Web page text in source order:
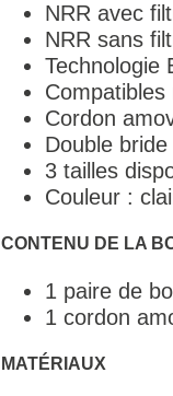
NRR avec
NRR sans
Technologie
Cordon
Double
3 tailles
Couleur :
CONTENU DE LA
1 paire de
1 cordon
MATÉRIAUX